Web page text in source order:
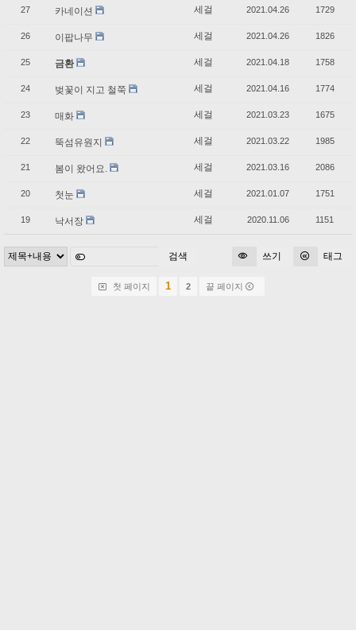
27 카네이션 세걸 2021.04.26 1729
26 이팝나무 세걸 2021.04.26 1826
25 금환 세걸 2021.04.18 1758
24 벚꽃이 지고 철쭉 세걸 2021.04.16 1774
23 매화 세걸 2021.03.23 1675
22 뚝섬유원지 세걸 2021.03.22 1985
21 봄이 왔어요. 세걸 2021.03.16 2086
20 첫눈 세걸 2021.01.07 1751
19 낙서장 세걸 2020.11.06 1151
쓰기 태그
검색
첫 페이지 1 2 끝 페이지